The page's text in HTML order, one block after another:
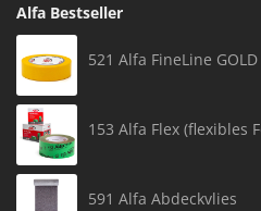
Alfa Bestseller
521 Alfa FineLine GOLD
153 Alfa Flex (flexibles
591 Alfa Abdeckvlies